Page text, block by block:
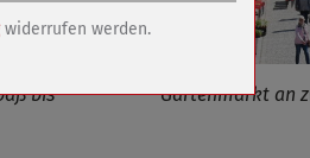
bis
Gartenmarkt an
widerrufen werden.